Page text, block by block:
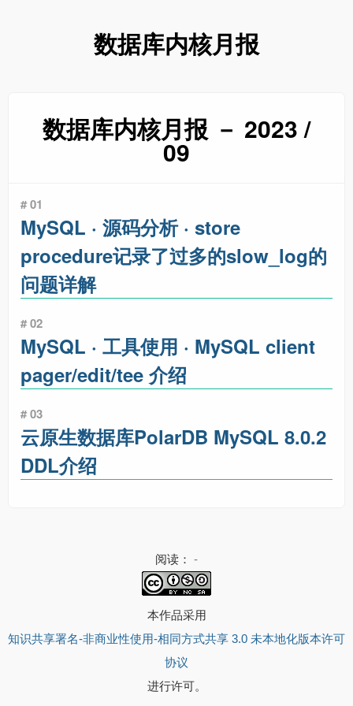
数据库内核月报
数据库内核月报 － 2023 /
09
# 01
MySQL · 源码分析 · store
procedure记录了过多的slow_log的
问题详解
# 02
MySQL · 工具使用 · MySQL client
pager/edit/tee 介绍
# 03
云原生数据库PolarDB MySQL 8.0.2
DDL介绍
阅读： -
本作品采用
知识共享署名-非商业性使用-相同方式共享 3.0 未本地化版本许可
协议
进行许可。